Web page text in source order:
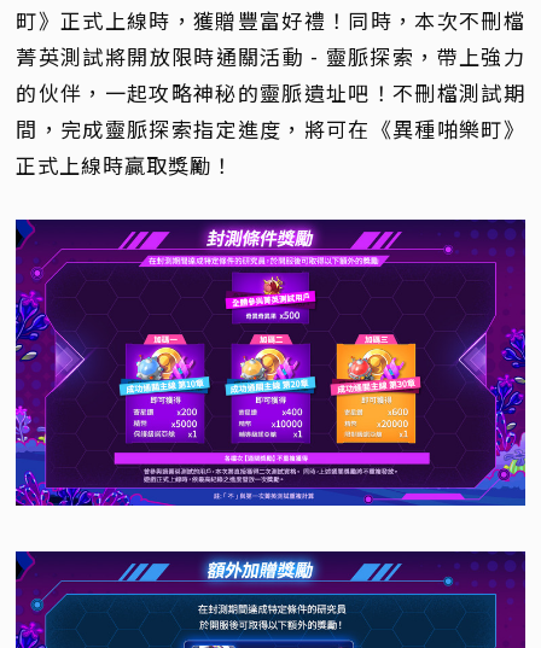
町》正式上線時，獲贈豐富好禮！同時，本次不刪檔
菁英測試將開放限時通關活動 - 靈脈探索，帶上強力
的伙伴，一起攻略神秘的靈脈遺址吧！不刪檔測試期
間，完成靈脈探索指定進度，將可在《異種啪樂町》
正式上線時贏取獎勵！